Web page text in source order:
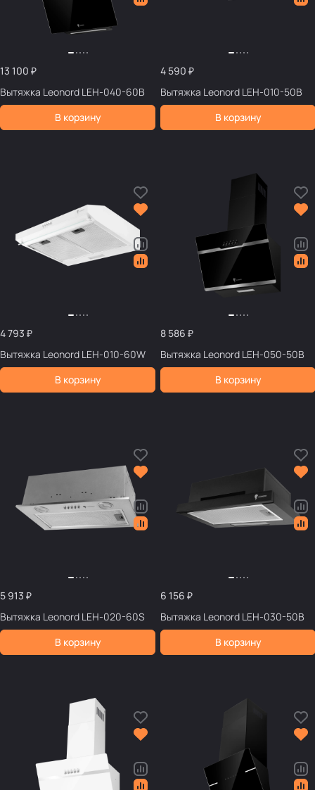
13 100 ₽
Вытяжка Leonord LEH-040-60B
В корзину
4 590 ₽
Вытяжка Leonord LEH-010-50B
В корзину
4 793 ₽
Вытяжка Leonord LEH-010-60W
В корзину
8 586 ₽
Вытяжка Leonord LEH-050-50B
В корзину
5 913 ₽
Вытяжка Leonord LEH-020-60S
В корзину
6 156 ₽
Вытяжка Leonord LEH-030-50B
В корзину